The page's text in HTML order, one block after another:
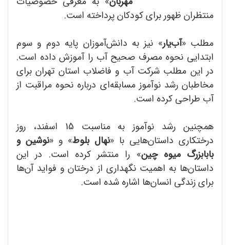
منتظران ظهور برای کودکان پرداخته است.
مطلب «آب‌یار» نیز به دانش‌آموزان پایه دوم و سوم
ابتدایی نحوه مصرف صحیح آب را آموزش داده است.
در این مطلب شرکت آب و فاضلاب استان تهران برای
مخاطبان رشد نوآموز مسابقه‌ای درباره نحوه مراقبت از
آب طراحی کرده است.
همچنین رشد نوآموز به مناسبت 15 اسفند، روز
درختکاری داستان‌هایی با «نهال بلوط» و «نوشین و
بابابزرگ میوه چین» را منتشر کرده است. در این
داستان‌ها به اهمیت نگهداری از درختان و فواید آن‌ها
برای زندگی انسان‌ها اشاره شده است.